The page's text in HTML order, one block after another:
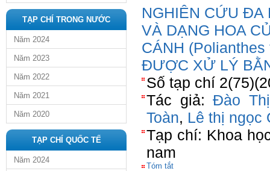
TẠP CHÍ TRONG NƯỚC
Năm 2024
Năm 2023
Năm 2022
Năm 2021
Năm 2020
TẠP CHÍ QUỐC TẾ
Năm 2024
NGHIÊN CỨU ĐA
VÀ DẠNG HOA
CÁNH
ĐƯỢC XỬ LÝ
Số tạp chí
Tác giả:Đào
Toàn, Lê thị ngọc
Tạp chí: Khoa
nam
Tóm tắt